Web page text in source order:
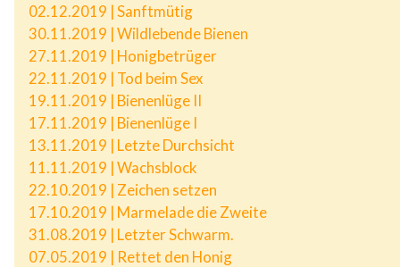
02.12.2019 | Sanftmütig
30.11.2019 | Wildlebende Bienen
27.11.2019 | Honigbetrüger
22.11.2019 | Tod beim Sex
19.11.2019 | Bienenlüge II
17.11.2019 | Bienenlüge I
13.11.2019 | Letzte Durchsicht
11.11.2019 | Wachsblock
22.10.2019 | Zeichen setzen
17.10.2019 | Marmelade die Zweite
31.08.2019 | Letzter Schwarm.
07.05.2019 | Rettet den Honig